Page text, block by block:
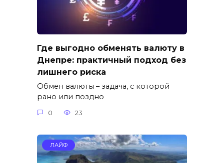
Где выгодно обменять валюту в
Днепре: практичный подход без
лишнего риска
Обмен валюты – задача, с которой
рано или поздно
0 23
ЛАЙФ